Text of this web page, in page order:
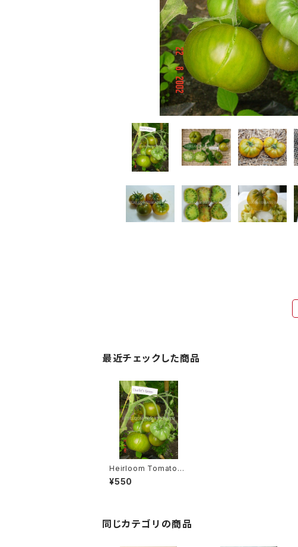
最近チェックした商品
Heirloom Tomato®
Charlie's Green エア
ルーム・トマト・チャーリ
¥550
同じカテゴリの商品